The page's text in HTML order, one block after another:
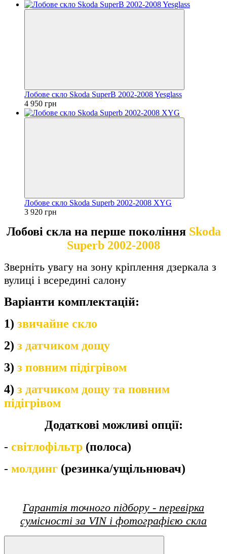
Лобове скло Skoda SuperB 2002-2008 Yesglass
4 950 грн
Лобове скло Skoda Superb 2002-2008 XYG
3 920 грн
Лобові скла на перше покоління Skoda
Superb 2002-2008
Зверніть увагу на зону кріплення дзеркала з
вулиці і всередині салону
Варіанти комплектацій:
1) звичайне скло
2) з датчиком дощу
3) з повним підігрівом
4) з датчиком дощу та повним
підігрівом
Додаткові можливі опції:
- світлофільтр (полоса)
- молдинг (резинка/ущільнювач)
Гарантія точного підбору - перевірка
сумісності за VIN і фотографією скла